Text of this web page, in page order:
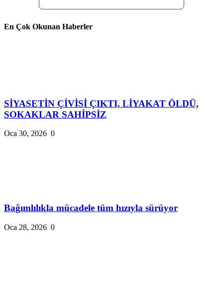
En Çok Okunan Haberler
SİYASETİN ÇİVİSİ ÇIKTI, LİYAKAT ÖLDÜ,
SOKAKLAR SAHİPSİZ
Oca 30, 2026 0
Bağımlılıkla mücadele tüm hızıyla sürüyor
Oca 28, 2026 0